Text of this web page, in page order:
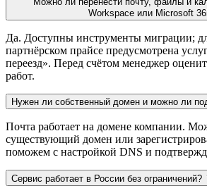
Workspace или Microsoft
Да. Доступны инструменты миграции;
партнёрском прайсе предусмотрена
переезд». Перед счётом менеджер
работ.
Нужен ли собственный домен и можно ли
Почта работает на домене компании.
существующий домен или
поможем с настройкой DNS и
Сервис работает в России без ограничений?